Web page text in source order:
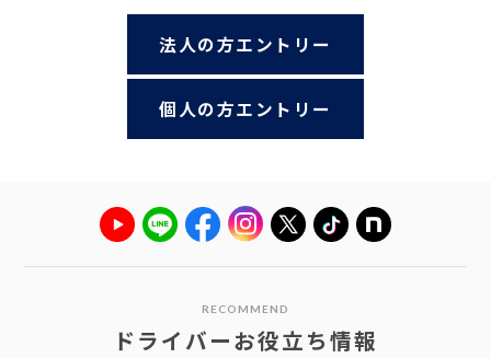
法人の方エントリー
個人の方エントリー
RECOMMEND
ドライバーお役立ち情報